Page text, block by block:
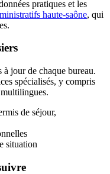
pratiques et les
haute-saône, qui
à jour de chaque bureau.
spécialisés, y compris
de séjour,
situation